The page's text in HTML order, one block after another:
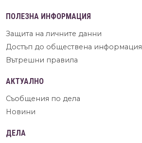
ПОЛЕЗНА ИНФОРМАЦИЯ
Защита на личните данни
Достъп до обществена информация
Вътрешни правила
АКТУАЛНО
Съобщения по дела
Новини
ДЕЛА